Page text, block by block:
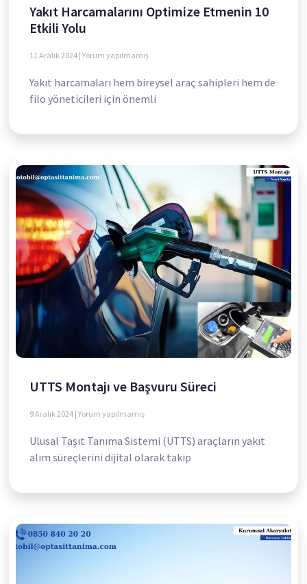
Yakıt Harcamalarını Optimize Etmenin 10
Etkili Yolu
11 Aralık 2024 Yorum yapılmamış
Yakıt harcamaları hem bireysel araç sahipleri hem de
filo yöneticileri için önemli
UTTS Montajı ve Başvuru Süreci
9 Aralık 2024 Yorum yapılmamış
Ulusal Taşıt Tanıma Sistemi (UTTS) araçların yakıt
alım süreçlerini dijital olarak takip